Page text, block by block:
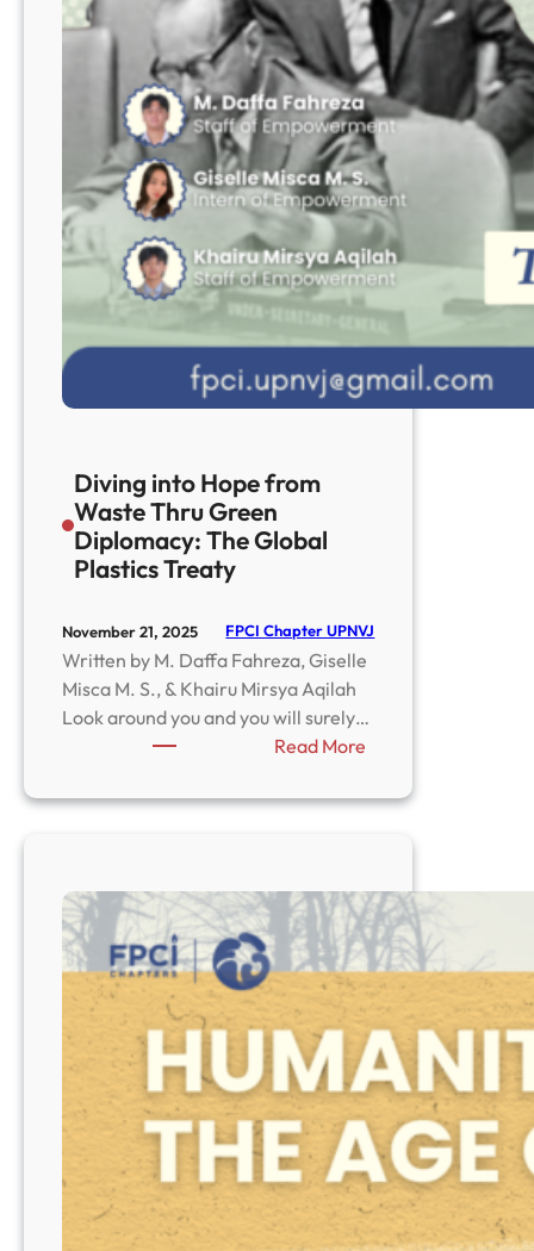
Diving into Hope from
Waste Thru Green
Diplomacy: The Global
Plastics Treaty
November 21, 2025 FPCI Chapter UPNVJ
Written by M. Daffa Fahreza, Giselle
Misca M. S., & Khairu Mirsya Aqilah
Look around you and you will surely…
Read More
into
Waste
Thru
Green
Diplomacy:
Global
Plastics
Treaty